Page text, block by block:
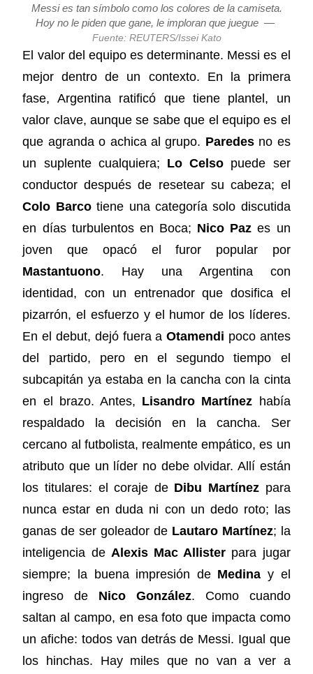
Messi es tan símbolo como los colores de la camiseta.
Hoy no le piden que gane, le imploran que juegue —
Fuente: REUTERS/Issei Kato
El valor del equipo es determinante. Messi es el
mejor dentro de un contexto. En la primera
fase, Argentina ratificó que tiene plantel, un
valor clave, aunque se sabe que el equipo es el
que agranda o achica al grupo. Paredesno es
un suplente cualquiera; Lo Celso puede ser
conductor después de resetear su cabeza; el
Colo Barcotiene una categoría solo discutida
en días turbulentos en Boca; Nico Paz es un
joven que opacó el furor popular por
Mastantuono. Hay una Argentina con
identidad, con un entrenador que dosifica el
pizarrón, el esfuerzo y el humor de los líderes.
En el debut, dejó fuera aOtamendi poco antes
del partido, pero en el segundo tiempo el
subcapitán ya estaba en la cancha con la cinta
en el brazo. Antes, Lisandro Martínez había
respaldado la decisión en la cancha. Ser
cercano al futbolista, realmente empático, es un
atributo que un líder no debe olvidar. Allí están
los titulares: el coraje de Dibu Martínezpara
nunca estar en duda ni con un dedo roto; las
ganas de ser goleador de Lautaro Martínez; la
inteligencia de Alexis Mac Allister para jugar
siempre; la buena impresión de Medina y el
ingreso de Nico González. Como cuando
saltan al campo, en esa foto que impacta como
un afiche: todos van detrás de Messi. Igual que
los hinchas. Hay miles que no van a ver a